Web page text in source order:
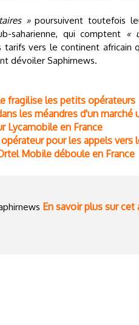
»poursuivent toutefois
saharienne, qui comptent «
tarifs vers le continent africain
dévoiler Saphirnews.
fragilise les petits opérateurs
les méandres d'un
Lycamobile en France
pour les appels vers
Mobile déboule en France
En savoir plus sur cet